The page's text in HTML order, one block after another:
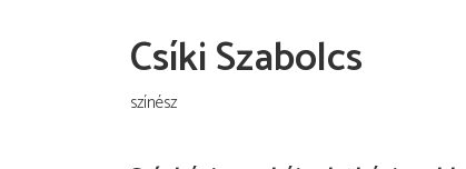
Csíki Szabolcs
színész